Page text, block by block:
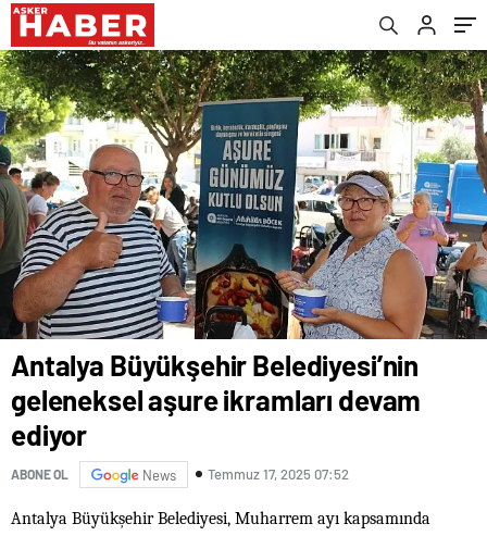
Antalya Büyükşehir Belediyesi’nin
geleneksel aşure ikramları devam
ediyor
ABONE OL News Temmuz 17, 2025 07:52
Antalya Büyükşehir Belediyesi, Muharrem ayı kapsamında
oldu.